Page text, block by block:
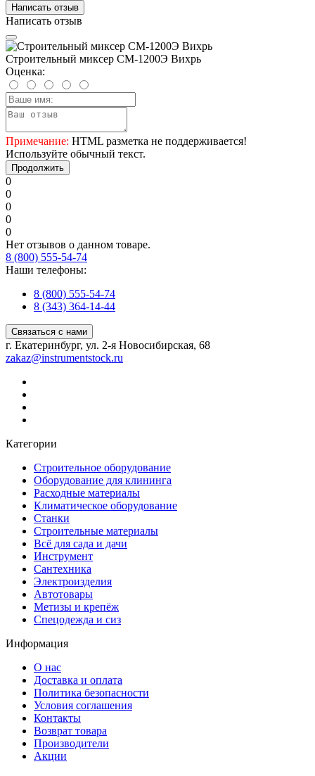
Написать отзыв
Написать отзыв
Строительный миксер СМ-1200Э Вихрь
Оценка:
Примечание: HTML разметка не поддерживается!
Используйте обычный текст.
Продолжить
0
0
0
0
0
Нет отзывов о данном товаре.
8 (800) 555-54-74
Наши телефоны:
8 (800) 555-54-74
8 (343) 364-14-44
Связаться с нами
г. Екатеринбург, ул. 2-я Новосибирская, 68
zakaz@instrumentstock.ru
Категории
Строительное оборудование
Оборудование для клининга
Расходные материалы
Климатическое оборудование
Станки
Строительные материалы
Всё для сада и дачи
Инструмент
Сантехника
Электроизделия
Автотовары
Метизы и крепёж
Спецодежда и сиз
Информация
О нас
Доставка и оплата
Политика безопасности
Условия соглашения
Контакты
Возврат товара
Производители
Акции